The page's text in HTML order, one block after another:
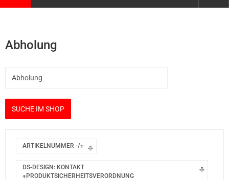
Abholung
ARTIKELNUMMER -/+
DS-DESIGN: KONTAKT
+PRODUKTSICHERHEITSVERORDNUNG